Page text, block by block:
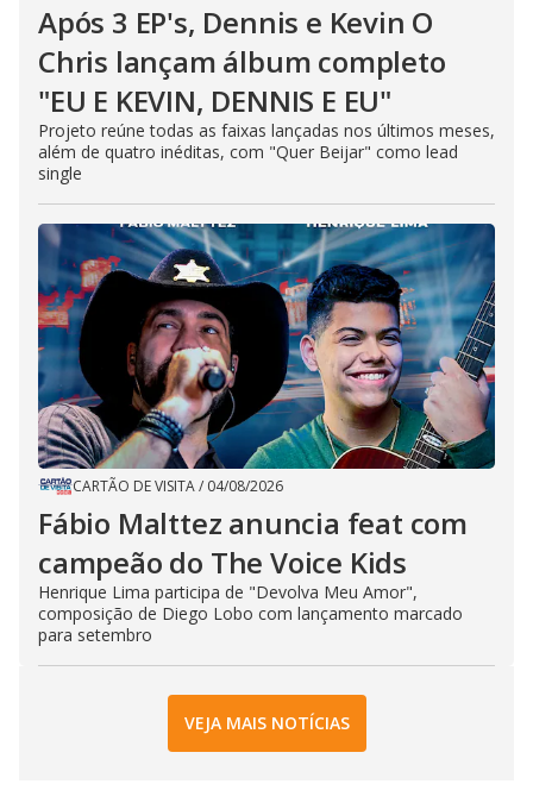
Após 3 EP's, Dennis e Kevin O
Chris lançam álbum completo
"EU E KEVIN, DENNIS E EU"
Projeto reúne todas as faixas lançadas nos últimos meses,
além de quatro inéditas, com "Quer Beijar" como lead
single
CARTÃO DE VISITA/ 04/08/2026
Fábio Malttez anuncia feat com
campeão do The Voice Kids
Henrique Lima participa de "Devolva Meu Amor",
composição de Diego Lobo com lançamento marcado
para setembro
VEJA MAIS NOTÍCIAS